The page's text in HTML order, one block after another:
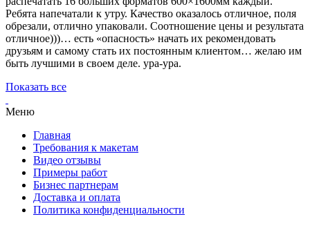
Ребята напечатали к утру. Качество оказалось отличное, поля
обрезали, отлично упаковали. Соотношение цены и результата
отличное)))… есть «опасность» начать их рекомендовать
друзьям и самому стать их постоянным клиентом… желаю им
быть лучшими в своем деле. ура-ура.
Показать все
Меню
Главная
Требования к макетам
Видео отзывы
Примеры работ
Бизнес партнерам
Доставка и оплата
Политика конфиденциальности